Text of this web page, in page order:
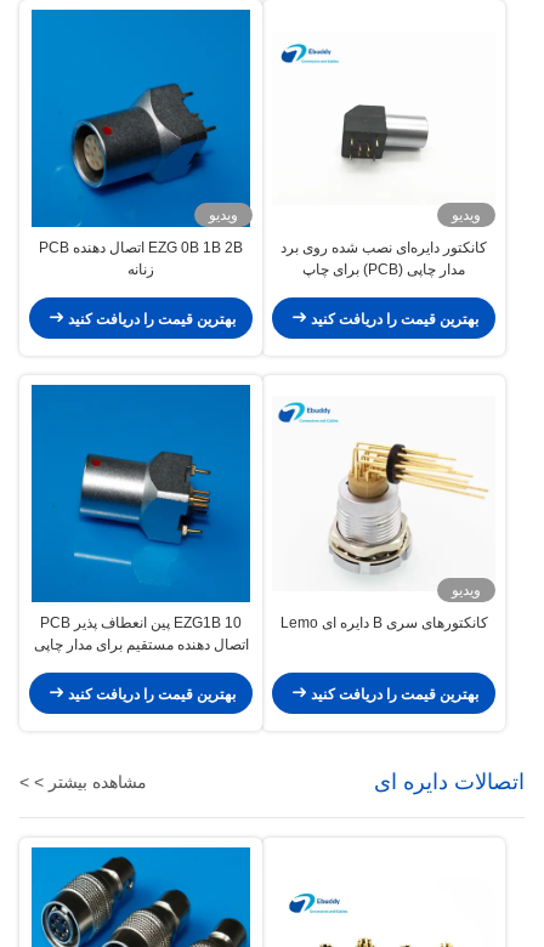
ویدیو
کانکتور دایره‌ای نصب شده روی برد
مدار چاپی (PCB) برای چاپ
بهترین قیمت را دریافت کنید
ویدیو
EZG 0B 1B 2B اتصال دهنده PCB
زنانه
بهترین قیمت را دریافت کنید
ویدیو
کانکتورهای سری B دایره ای Lemo
بهترین قیمت را دریافت کنید
EZG1B 10 پین انعطاف پذیر PCB
اتصال دهنده مستقیم برای مدار چاپی
بهترین قیمت را دریافت کنید
اتصالات دایره ای مشاهده بیشتر > >